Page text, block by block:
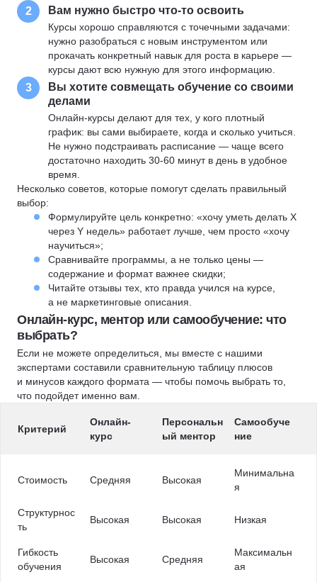
2 Вам нужно быстро что-то освоить
Курсы хорошо справляются с точечными задачами:
нужно разобраться с новым инструментом или
прокачать конкретный навык для роста в карьере —
курсы дают всю нужную для этого информацию.
3
Вы хотите совмещать обучение со своими
делами
Онлайн-курсы делают для тех, у кого плотный
график: вы сами выбираете, когда и сколько учиться.
Не нужно подстраивать расписание — чаще всего
достаточно находить 30-60 минут в день в удобное
время.
Несколько советов, которые помогут сделать правильный
выбор:
Формулируйте цель конкретно: «хочу уметь делать X
через Y недель» работает лучше, чем просто «хочу
научиться»;
Сравнивайте программы, а не только цены —
содержание и формат важнее скидки;
Читайте отзывы тех, кто правда учился на курсе,
а не маркетинговые описания.
Онлайн-курс, ментор или самообучение: что
выбрать?
Если не можете определиться, мы вместе с нашими
экспертами составили сравнительную таблицу плюсов
и минусов каждого формата — чтобы помочь выбрать то,
что подойдет именно вам.
Критерий
Онлайн-
курс
Персональн
ый ментор
Самообуче
ние
Стоимость Средняя Высокая
Минимальна
я
Структурнос
ть
Высокая Высокая Низкая
Гибкость
обучения
Высокая Средняя
Максимальн
ая